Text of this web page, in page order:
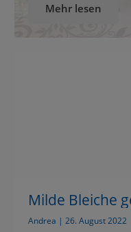
Schnittblumen oft
Mehr lesen
Milde Bleiche
Andrea | 26. August 2022